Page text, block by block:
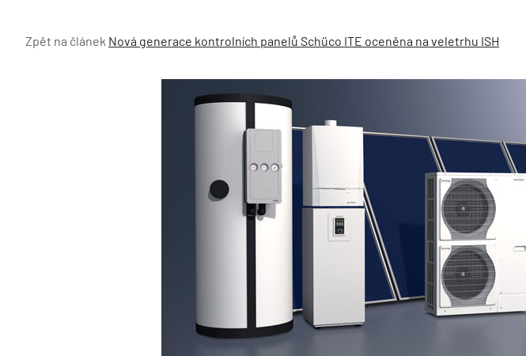
Zpět na článek Nová generace kontrolních panelů Schüco ITE oceněna na veletrhu ISH